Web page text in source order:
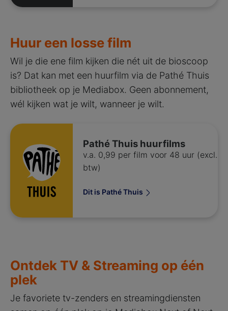
Huur een losse film
Wil je die ene film kijken die nét uit de bioscoop
is? Dat kan met een huurfilm via de Pathé Thuis
bibliotheek op je Mediabox. Geen abonnement,
wél kijken wat je wilt, wanneer je wilt.
Pathé Thuis huurfilms
v.a. 0,99 per film voor 48 uur (excl.
btw)
Dit is Pathé Thuis
Ontdek TV & Streaming op één
plek
Je favoriete tv-zenders en streamingdiensten